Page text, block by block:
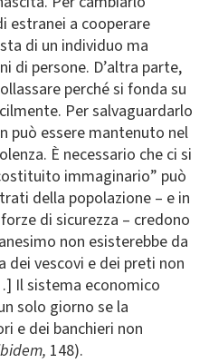
estranei a cooperare
di un individuo ma
di persone. D’altra parte,
perché si fonda su
Per salvaguardarlo
può essere mantenuto nel
È necessario che ci si
immaginario” può
della popolazione – e in
di sicurezza – credono
non esisterebbe da
dei vescovi e dei preti non
Il sistema economico
solo giorno se la
e dei banchieri non
148).